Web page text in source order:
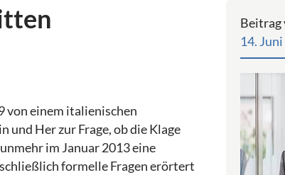
von einem italienischen
Her zur Frage, ob die Klage
im Januar 2013 eine
formelle Fragen erörtert
Beitrag
14.